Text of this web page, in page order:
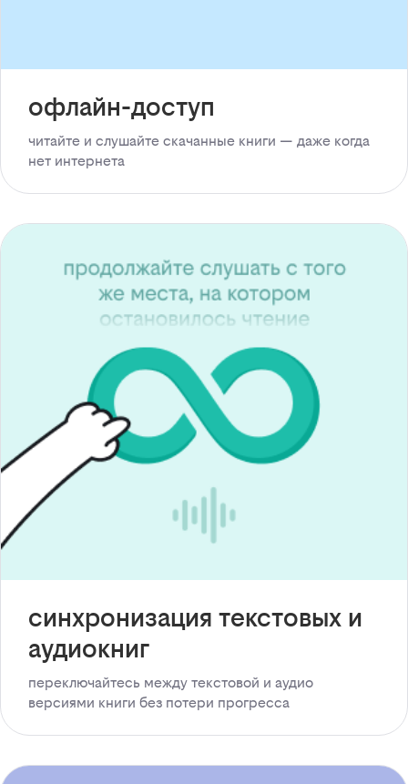
офлайн-доступ
читайте и слушайте скачанные книги — даже когда
нет интернета
синхронизация текстовых и
аудиокниг
переключайтесь между текстовой и аудио
версиями книги без потери прогресса